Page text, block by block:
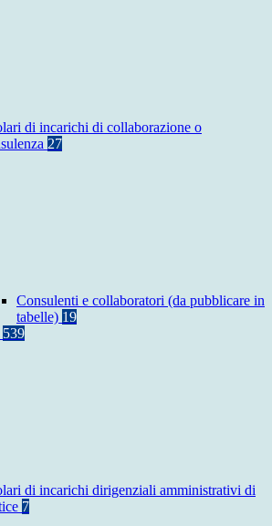
di incarichi di collaborazione o
27
Consulenti e collaboratori (da pubblicare in
tabelle) 19
539
di incarichi dirigenziali amministrativi di
7